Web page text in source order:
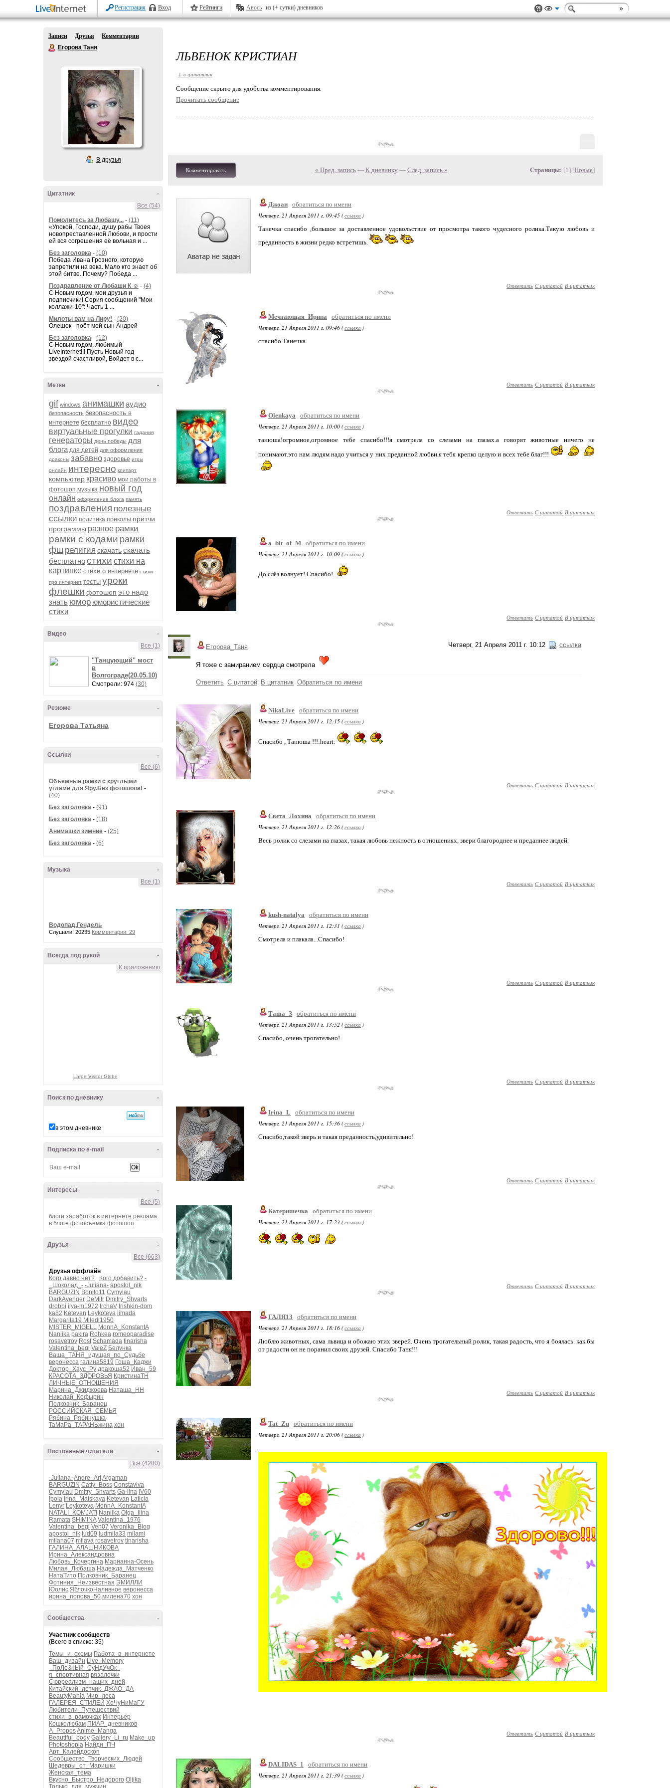
Регистрация Вход Рейтинги Авось из (+ сутки) дневников
Записи Друзья
Комментарии
Егорова Таня
В друзья
-
Цитатник
Все (54)
Помолитесь за Любашу... - (11)
«Упокой, Господи, душу рабы Твоея
новопреставленной Любови, и прости
ей вся согрешения её вольная и ...
Без заголовка - (10)
Победа Ивана Грозного, которую
запретили на века. Мало кто знает об
этой битве. Почему? Победа ...
Поздравление от Любаши К ☺ - (4)
С Новым годом, мои друзья и
подписчики! Серия сообщений "Мои
коллажи-10": Часть 1 ...
Милоты вам на Лиру! - (20)
Олешек - поёт мой сын Андрей
Без заголовка - (12)
С Новым годом, любимый
LiveInternet!!! Пусть Новый год
звездой счастливой, Войдет в с...
-
Метки
gif windows анимашки аудио
безопасность безопасность в
интернете бесплатно видео
виртуальные прогулки гадания
генераторы день победы для
блога для детей для оформления
драконы забавно здоровье игры
онлайн интересно клипарт
компьютер красиво мои работы в
фотошоп музыка новый год
онлайн оформление блога память
поздравления полезные
ссылки политика приколы притчи
программы разное рамки
рамки с кодами рамки
фш религия скачатьскачать
бесплатностихи стихи на
картинке стихи о интернете стихи
про интернет тесты уроки
флешки фотошоп это надо
знать юмор юмористические
стихи
-
Видео
Все (1)
"Танцующий" мост
в
Волгограде(20.05.10)
Смотрели: 974 (30)
-
Резюме
Егорова Татьяна
-
Ссылки
Все (6)
Объемные рамки с круглыми
углами для Яру.Без фотошопа! -
(40)
Без заголовка - (91)
Без заголовка - (18)
Анимашки зимние - (25)
Без заголовка - (6)
-
Музыка
Все (1)
Водопад.Гендель
Слушали: 20235 Комментарии: 29
-
Всегда под рукой
К приложению
Large Visitor Globe
-
Поиск по дневнику
в этом дневнике
-
Подписка по e-mail
-
Интересы
Все (5)
блоги заработок в интернете реклама
в блоге фотосъемка фотошоп
-
Друзья
Все (663)
Друзья оффлайн
Кого давно нет?
Кого добавить? -
_Шоколад_- -Juliana- apostol_nik
BARGUZIN Bonito11 Cymylau
DarkAvenger DeMitr Dmitry_Shvarts
drobbi ilya-m1972 IrchaV Irishkin-dom
ka82 Ketevan Leykoteya limada
Margarita19 Miledi1950
MISTER_MIGELL MonnA_KonstantA
Naniika pakira Rohkea romeoparadise
rosavetrov Rost Schamada tinarisha
Valentina_begi ValeZ Белунка
Ваша_ТАНЯ_идущая_по_Судьбе
веронесса галина5819 Гоша_Каджи
Доктор_Хаус_Ру дракоша52 Иван_59
КРАСОТА_ЗДОРОВЬЯ КристинаТН
ЛИЧНЫЕ_ОТНОШЕНИЯ
Марина_Джиджоева Наташа_НН
Николай_Кофырин
Полковник_Баранец
РОССИЙСКАЯ_СЕМЬЯ
Рябина_Рябинушка
ТаМаРа_ТАРАНЬжина хон
-
Постоянные читатели
Все (4280)
-Juliana-Andre_ArtArgaman
BARGUZIN Catty_Boss Constaviva
Cymylau Dmitry_Shvarts Ga-lina IV60
Ipola Irina_Maiskaya Ketevan Laticia
Lenyr Leykoteya MonnA_KonstantA
NATALI_KOMJATI Naniika Olga_Ilina
Ramata SHIMINA Valentina_1976
Valentina_begi Veh07 Veronika_Blog
apostol_nik lud09 ludmila33 milami
milana07 milava rosavetrov tinarisha
ГАЛИНА_АЛАШНИКОВА
Ирина_Александровна
Любовь_Кочергина Марианна-Осень
Милая_Любаша Надежда_Матченко
НатаТито Полковник_Баранец
Фотиния_Неизвестная ЭМИЛЛИ
Юолис ЯблочкоНаливное веронесса
ирина_попова_50 милена70 хон
-
Сообщества
Участник сообществ
(Всего в списке: 35)
Темы_и_схемы Работа_в_интернете
Ваш_дизайн Live_Memory
_ПоЛеЗнЫй_СуНдУчОк_
я_спортивная вязалочки
Сюрреализм_наших_дней
Китайский_летчик_ДЖАО_ДА
BeautyMania Мир_леса
ГАЛЕРЕЯ_СТИЛЕЙ ХоЧуНиМаГУ
Любители_Путешествий
стихи_в_рамочках Интерьер
Кошколюбам ПИАР_дневников
A_ProposAnime_Manga
Beautiful_body Gallery_Li_ru Make_up
Photoshopia Найди_ПЧ
Арт_Калейдоскоп
Сообщество_Творческих_Людей
Шедевры_от_Маришки
Женская_тема
Вкусно_Быстро_Недорого Oljika
Только_для_мужчин
ЛЬВЕНОК КРИСТИАН
+ в цитатник
Cообщение скрыто для удобства комментирования.
Прочитать сообщение
Комментировать « Пред. запись— К дневнику — След. запись » Страницы: [1] [Новые]
Джоан обратиться по имени
Четверг, 21 Апреля 2011 г. 09:45 (ссылка )
Танечка спасибо ,большое за доставленное удовольствие от просмотра такого чудесного ролика.Такую любовь и
преданность в жизни редко встретишь.
Ответить С цитатой В цитатник
Мечтающая_Ирина
обратиться по имени
Четверг, 21 Апреля 2011 г. 09:46 (ссылка )
спасибо Танечка
Ответить С цитатой В цитатник
Olenkaya
обратиться по имени
Четверг, 21 Апреля 2011 г. 10:00 (ссылка )
танюша!огромное,огромное тебе спасибо!!!я смотрела со слезами на глазах.а говорят животные ничего не
понимают.это нам людям надо учиться у них преданной любви.я тебя крепко целую и всех тебе благ!!!
Ответить С цитатой В цитатник
a_bit_of_M обратиться по имени
Четверг, 21 Апреля 2011 г. 10:09 (ссылка )
До слёз волнует! Спасибо!
Ответить С цитатой В цитатник
Четверг, 21 Апреля 2011 г. 10:12 ссылка
Егорова_Таня
Я тоже с замиранием сердца смотрела
Ответить С цитатой В цитатник Обратиться по имени
NikaLive обратиться по имени
Четверг, 21 Апреля 2011 г. 12:15 (ссылка )
Спасибо , Танюша !!!:heart:
Ответить С цитатой В цитатник
Света_Лохина
обратиться по имени
Четверг, 21 Апреля 2011 г. 12:26 (ссылка )
Весь ролик со слезами на глазах, такая любовь нежность в отношениях, звери благороднее и преданнее людей.
Ответить С цитатой В цитатник
kush-natalya
обратиться по имени
Четверг, 21 Апреля 2011 г. 12:31 (ссылка )
Смотрела и плакала...Спасибо!
Ответить С цитатой В цитатник
Таша_З обратиться по имени
Четверг, 21 Апреля 2011 г. 13:52 (ссылка )
Спасибо, очень трогательно!
Ответить С цитатой В цитатник
Irina_L
обратиться по имени
Четверг, 21 Апреля 2011 г. 15:36 (ссылка )
Спасибо,такой зверь и такая преданность,удивительно!
Ответить С цитатой В цитатник
Катеришечка
обратиться по имени
Четверг, 21 Апреля 2011 г. 17:23 (ссылка )
Ответить С цитатой В цитатник
ГАЛЯ13
обратиться по имени
Четверг, 21 Апреля 2011 г. 18:16 (ссылка )
Люблю животных, сама львица и обожаю этих зверей. Очень трогательный ролик, такая радость, что я боялась. как бы
от радости он не поранил своих друзей. Спасибо Таня!!!
Ответить С цитатой В цитатник
Tat_Zu обратиться по имени
Четверг, 21 Апреля 2011 г. 20:06 (ссылка )
.
Ответить С цитатой В цитатник
DALIDAS_1
обратиться по имени
Четверг, 21 Апреля 2011 г. 21:39 (ссылка )